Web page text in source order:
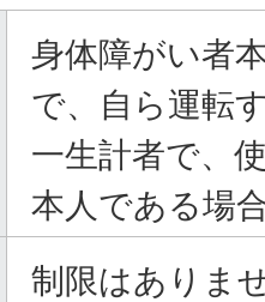
身体障がい者
で、自ら運転
一生計者で、
本人である場
制限はありま